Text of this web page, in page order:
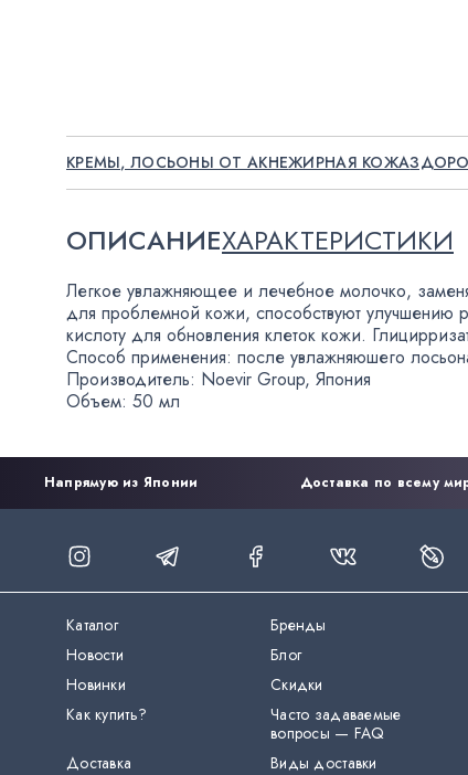
КРЕМЫ, ЛОСЬОНЫ ОТ АКНЕЖИРНАЯ КОЖА
ОПИСАНИЕХАРАКТЕРИСТИКИ
Легкое увлажняющее и лечебное молочко,
для проблемной кожи, способствуют улучшению
кислоту для обновления клеток кожи.
Способ применения: после увлажняюшего
Производитель: Noevir Group, Япония
Объем: 50 мл
Напрямую из Японии Доставка по всему
Каталог
Бренды
Новости
Блог
Новинки
Скидки
Как купить?
Часто задаваемые
вопросы — FAQ
Доставка
Виды доставки